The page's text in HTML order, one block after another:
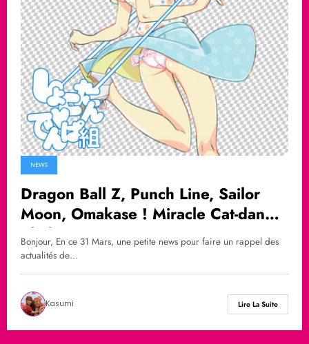
NEWS
Dragon Ball Z, Punch Line, Sailor
Moon, Omakase ! Miracle Cat-dan…
Shokotan est partout !
Bonjour, En ce 31 Mars, une petite news pour faire un rappel des
actualités de…
Kasumi Lire La Suite